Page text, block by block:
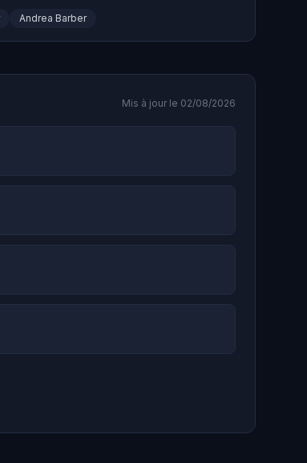
Andrea Barber
Mis à jour le 02/08/2026